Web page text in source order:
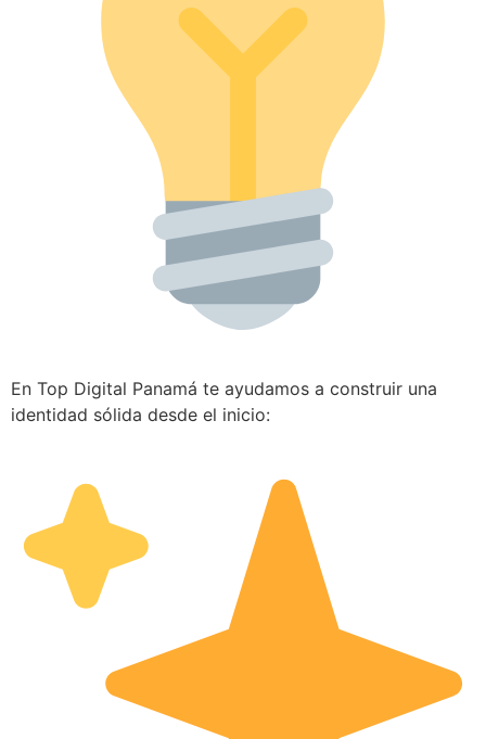
En Top Digital Panamá te ayudamos a construir una
identidad sólida desde el inicio: